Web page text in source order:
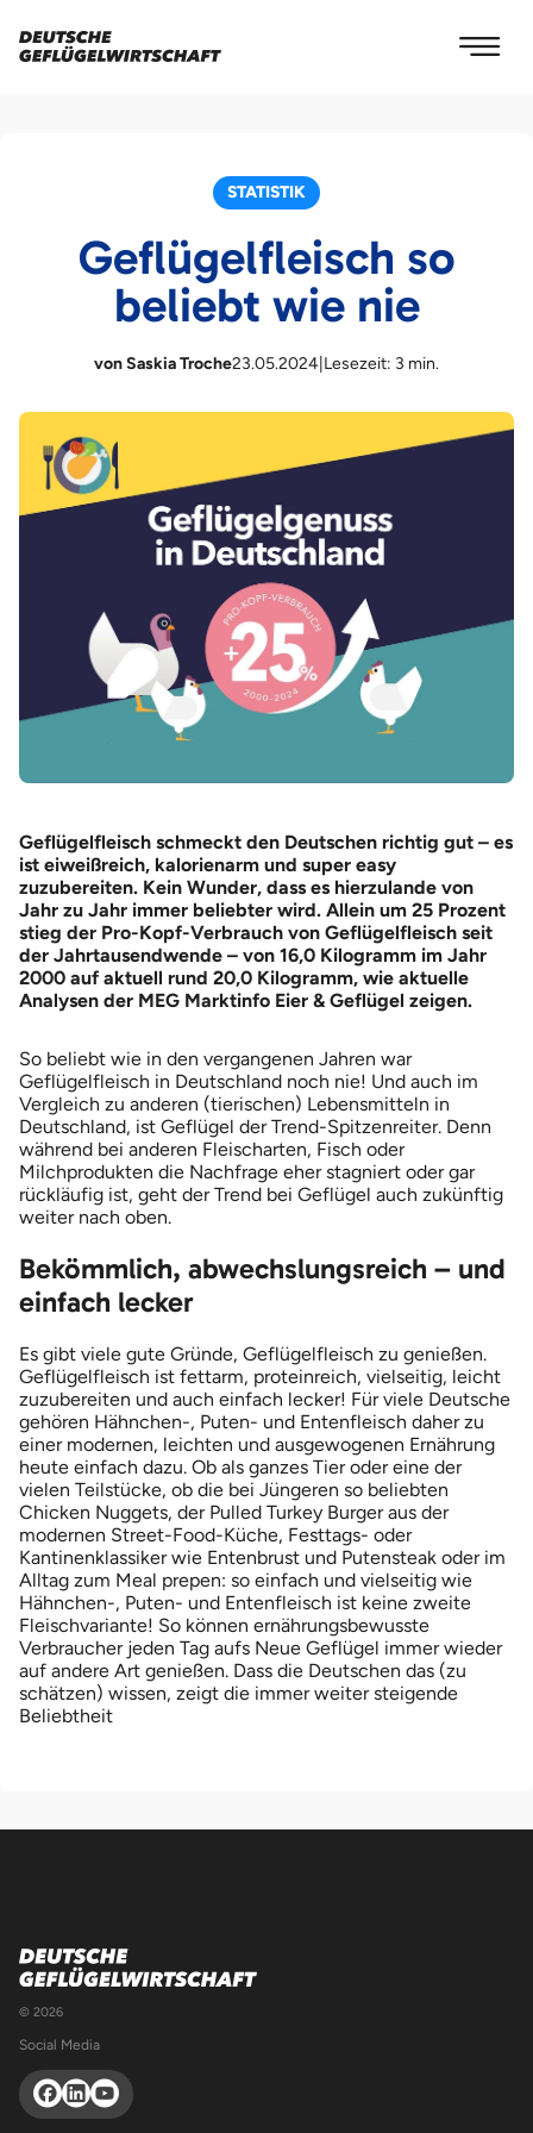
STATISTIK
Geflügelfleisch so
beliebt wie nie
von Saskia Troche23.05.2024 Lesezeit: 3 min.
Geflügelfleisch schmeckt den Deutschen richtig gut – es
ist eiweißreich, kalorienarm und super easy
zuzubereiten. Kein Wunder, dass es hierzulande von
Jahr zu Jahr immer beliebter wird. Allein um 25 Prozent
stieg der Pro-Kopf-Verbrauch von Geflügelfleisch seit
der Jahrtausendwende – von 16,0 Kilogramm im Jahr
2000 auf aktuell rund 20,0 Kilogramm, wie aktuelle
Analysen der MEG Marktinfo Eier & Geflügel zeigen.
So beliebt wie in den vergangenen Jahren war
Geflügelfleisch in Deutschland noch nie! Und auch im
Vergleich zu anderen (tierischen) Lebensmitteln in
Deutschland, ist Geflügel der Trend-Spitzenreiter. Denn
während bei anderen Fleischarten, Fisch oder
Milchprodukten die Nachfrage eher stagniert oder gar
rückläufig ist, geht der Trend bei Geflügel auch zukünftig
weiter nach oben.
Bekömmlich, abwechslungsreich – und
einfach lecker
Es gibt viele gute Gründe, Geflügelfleisch zu genießen.
Geflügelfleisch ist fettarm, proteinreich, vielseitig, leicht
zuzubereiten und auch einfach lecker! Für viele Deutsche
gehören Hähnchen-, Puten- und Entenfleisch daher zu
einer modernen, leichten und ausgewogenen Ernährung
heute einfach dazu. Ob als ganzes Tier oder eine der
vielen Teilstücke, ob die bei Jüngeren so beliebten
Chicken Nuggets, der Pulled Turkey Burger aus der
modernen Street-Food-Küche, Festtags- oder
Kantinenklassiker wie Entenbrust und Putensteak oder im
Alltag zum Meal prepen: so einfach und vielseitig wie
Hähnchen-, Puten- und Entenfleisch ist keine zweite
Fleischvariante! So können ernährungsbewusste
Verbraucher jeden Tag aufs Neue Geflügel immer wieder
auf andere Art genießen. Dass die Deutschen das (zu
schätzen) wissen, zeigt die immer weiter steigende
Beliebtheit
© 2026
Social Media